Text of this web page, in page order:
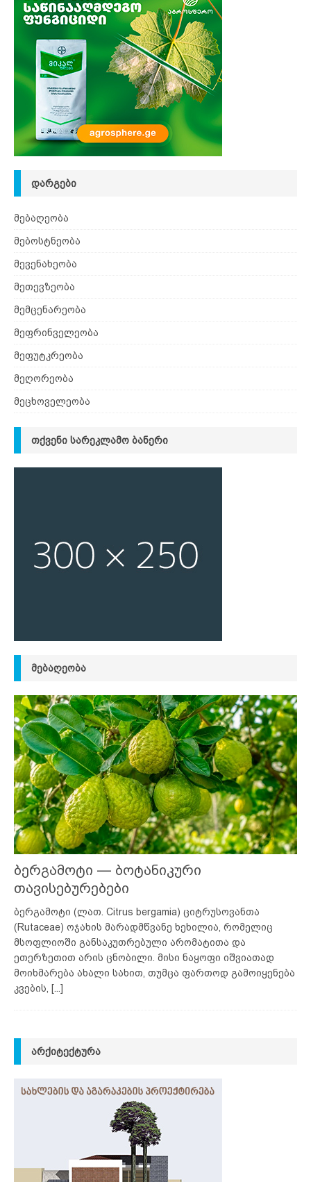
ᲓᲐᲠᲒᲔᲑᲘ
მებაღეობა
მებოსტნეობა
მევენახეობა
მეთევზეობა
მემცენარეობა
მეფრინველეობა
მეფუტკრეობა
მეღორეობა
მეცხოველეობა
ᲗᲥᲕᲔᲜᲘ ᲡᲐᲠᲔᲙᲚᲐᲛᲝ ᲑᲐᲜᲔᲠᲘ
ᲛᲔᲑᲐᲦᲔᲝᲑᲐ
ბერგამოტი — ბოტანიკური
თავისებურებები
ბერგამოტი (ლათ. Citrus bergamia) ციტრუსოვანთა
(Rutaceae) ოჯახის მარადმწვანე ხეხილია, რომელიც
მსოფლიოში განსაკუთრებული არომატითა და
ეთერზეთით არის ცნობილი. მისი ნაყოფი იშვიათად
მოიხმარება ახალი სახით, თუმცა ფართოდ გამოიყენება
კვების, [...]
ᲐᲠᲥᲘᲢᲔᲥᲢᲣᲠᲐ